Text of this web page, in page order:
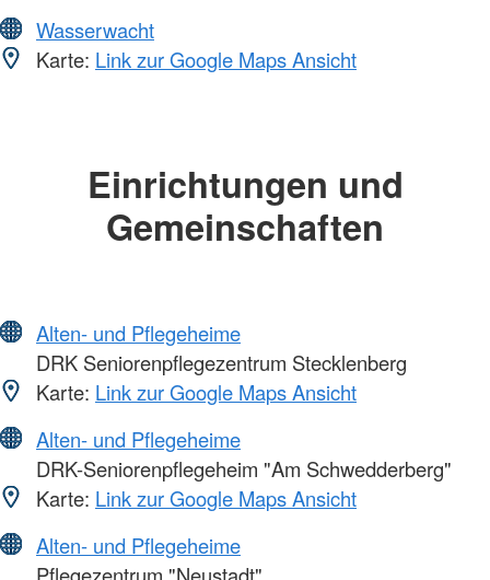
Wasserwacht
Karte: Link zur Google Maps Ansicht
Einrichtungen und
Gemeinschaften
Alten- und Pflegeheime
DRK Seniorenpflegezentrum Stecklenberg
Karte: Link zur Google Maps Ansicht
Alten- und Pflegeheime
DRK-Seniorenpflegeheim "Am Schwedderberg"
Karte: Link zur Google Maps Ansicht
Alten- und Pflegeheime
Pflegezentrum "Neustadt"